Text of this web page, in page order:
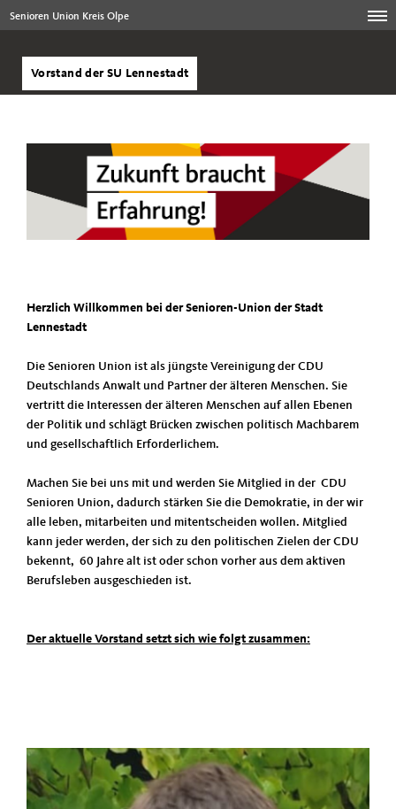
Senioren Union Kreis Olpe
Vorstand der SU Lennestadt
Herzlich Willkommen bei der Senioren-Union der Stadt
Lennestadt
Die Senioren Union ist als jüngste Vereinigung der CDU
Deutschlands Anwalt und Partner der älteren Menschen. Sie
vertritt die Interessen der älteren Menschen auf allen Ebenen
der Politik und schlägt Brücken zwischen politisch Machbarem
und gesellschaftlich Erforderlichem.
Machen Sie bei uns mit und werden Sie Mitglied in der CDU
Senioren Union, dadurch stärken Sie die Demokratie, in der wir
alle leben, mitarbeiten und mitentscheiden wollen. Mitglied
kann jeder werden, der sich zu den politischen Zielen der CDU
bekennt, 60 Jahre alt ist oder schon vorher aus dem aktiven
Berufsleben ausgeschieden ist.
Der aktuelle Vorstand setzt sich wie folgt zusammen: